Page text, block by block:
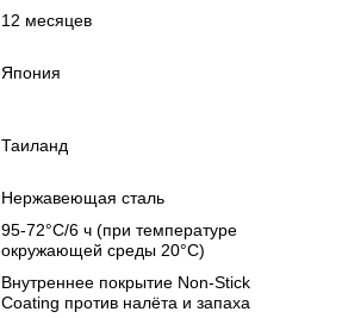
12 месяцев
Япония
Таиланд
Нержавеющая сталь
95-72°С/6 ч (при температуре
окружающей среды 20°С)
Внутреннее покрытие Non-Stick
Coating против налёта и запаха